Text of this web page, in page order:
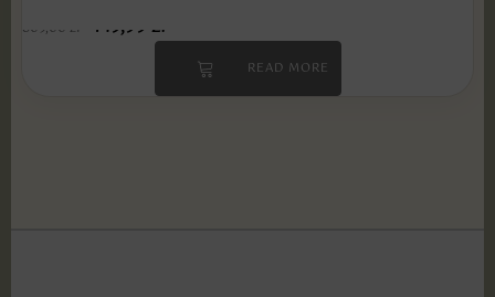
509,00 zł 149,99 zł
READ MORE